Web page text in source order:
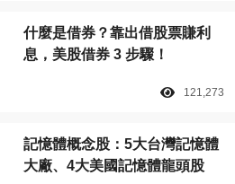
什麼是借券？靠出借股票賺利
息，美股借券 3 步驟！
121,273
記憶體概念股：5大台灣記憶體
大廠、4大美國記憶體龍頭股